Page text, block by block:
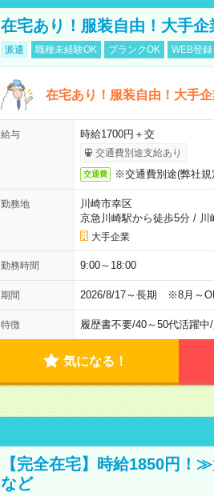
在宅あり！服装自由！大手
派遣 職種未経験OK ブランクOK WEB登
在宅あり！服装自由！大手
給与 時給1700円＋交
交通費別途支給あり
交通費 ※交通費別途(弊社規
勤務地
川崎市幸区
京急川崎駅から徒歩5分/ 川
大手企業
勤務時間 9:00～18:00
期間 2026/8/17～長期 ※8月～
特徴 履歴書不要/40～50代活躍中/
気になる！
【完全在宅】時給1850円
など